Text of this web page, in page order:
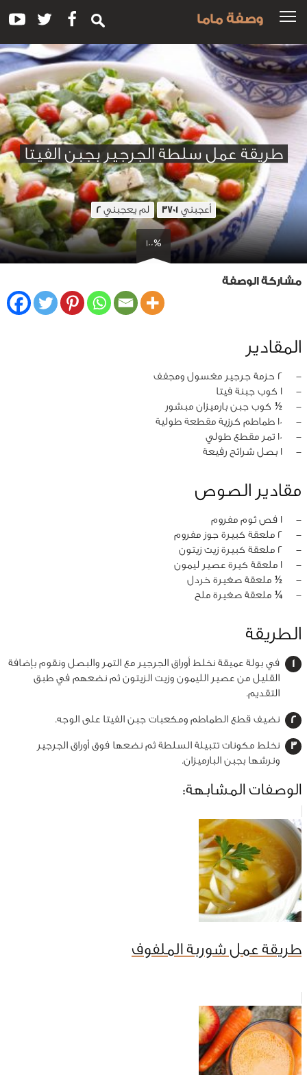
وصفة ماما
طريقة عمل سلطة الجرجير بجبن الفيتا
أعجبني 3701 لم يعجبني 2
100%
مشاركة الوصفة
المقادير
‏-
2 حزمة جرجير مغسول ومجفف
‏-
1 كوب جبنة فيتا
‏-
½ كوب جبن بارميزان مبشور
‏-
10 طماطم كرزية مقطعة طولية
‏-
10 تمر مقطع طولي
‏-
1 بصل شرائح رفيعة
مقادير الصوص
‏-
1 فص ثوم مفروم
‏-
2 ملعقة كبيرة جوز مفروم
‏-
2 ملعقة كبيرة زيت زيتون
‏-
1 ملعقة كيرة عصير ليمون
‏-
½ ملعقة صغيرة خردل
‏-
¼ ملعقة صغيرة ملح
الطريقة
في بولة عميقة نخلط أوراق الجرجير مع التمر والبصل ونقوم بإضافة
القليل من عصير الليمون وزيت الزيتون ثم نضعهم في طبق
التقديم.
نضيف قطع الطماطم ومكعبات جبن الفيتا على الوجه.
نخلط مكونات تتبيلة السلطة ثم نضعها فوق أوراق الجرجير
ونرشها بجبن البارميزان.
الوصفات المشابهة:
طريقة عمل شوربة الملفوف